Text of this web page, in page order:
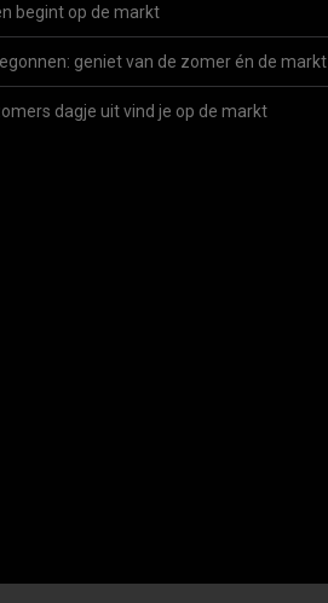
begint op de markt
geniet van de zomer én de markt
dagje uit vind je op de markt